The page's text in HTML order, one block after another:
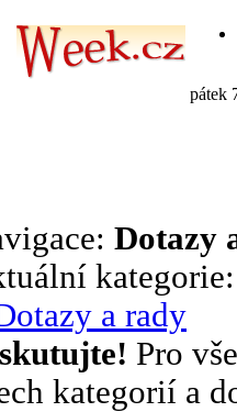
pátek
Dotazy
a rady
Pro
kategorií a